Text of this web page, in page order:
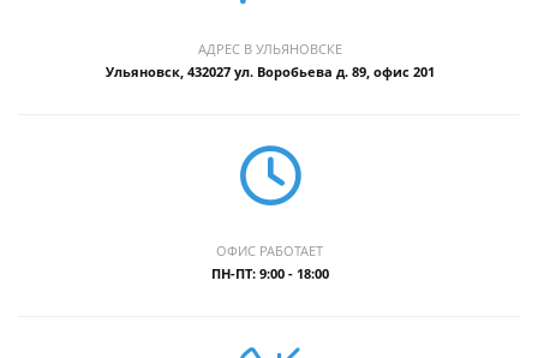
АДРЕС В УЛЬЯНОВСКЕ
Ульяновск, 432027 ул. Воробьева д. 89, офис 201
ОФИС РАБОТАЕТ
ПН-ПТ: 9:00 - 18:00